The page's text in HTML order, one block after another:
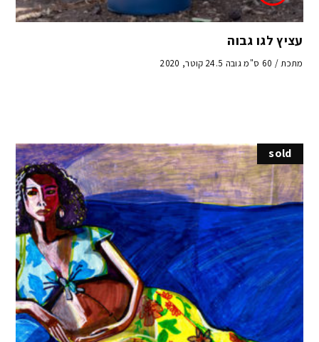
עציץ לגו גבוה
מתכת / 60 ס"מ גובה 24.5 קוטר, 2020
sold